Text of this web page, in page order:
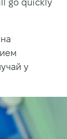
go quickly
у